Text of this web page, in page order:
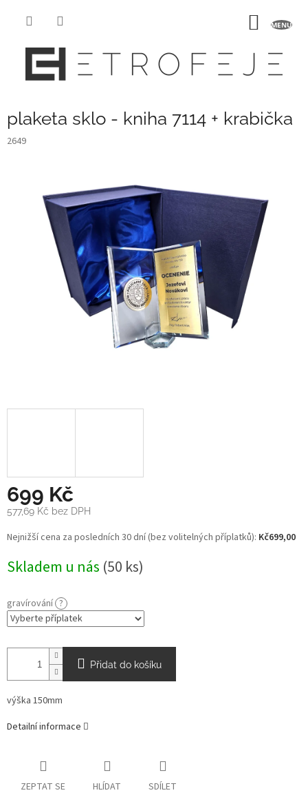
plaketa sklo - kniha 7114 + krabička
2649
699 Kč
577,69 Kč bez DPH
Měrná
cena:
Nejnižší cena za posledních 30 dní (bez volitelných příplatků): Kč699,00
Skladem u nás (50 ks)
gravírování ?
Přidat do košíku
výška 150mm
Detailní informace
ZEPTAT SE HLÍDAT SDÍLET